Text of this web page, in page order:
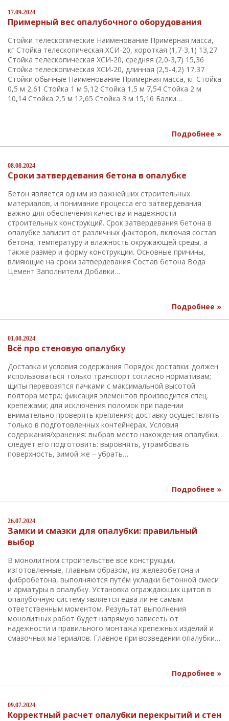
17.09.2024
Примерный вес опалубочного оборудования
Стойки телескопические Наименование Примерная масса,
кг Стойка телескопическая ХСИ-20, короткая (1,7-3,1) 13,27
Стойка телескопическая ХСИ-20, средняя (2,0-3,7) 15,36
Стойка телескопическая ХСИ-20, длинная (2,5-4,2) 17,37
Стойки обычные Наименование Примерная масса, кг Стойка
0,5 м 2,61 Стойка 1 м 5,12 Стойка 1,5 м 7,54 Стойка 2 м
10,14 Стойка 2,5 м 12,65 Стойка 3 м 15,16 Балки…
Подробнее »
08.08.2024
Сроки затвердевания бетона в опалубке
Бетон является одним из важнейших строительных
материалов, и понимание процесса его затвердевания
важно для обеспечения качества и надежности
строительных конструкций. Срок затвердевания бетона в
опалубке зависит от различных факторов, включая состав
бетона, температуру и влажность окружающей среды, а
также размер и форму конструкции. Основные причины,
влияющие на сроки затвердевания Состав бетона Вода
Цемент Заполнители Добавки…
Подробнее »
01.08.2024
Всё про стеновую опалубку
Доставка и условия содержания Порядок доставки: должен
использоваться только транспорт согласно нормативам;
щиты перевозятся пачками с максимальной высотой
полтора метра; фиксация элементов производится спец.
крепежами; для исключения поломок при падении
внимательно проверять крепления; доставку осуществлять
только в подготовленных контейнерах. Условия
содержания/хранения: выбрав место нахождения опалубки,
следует его подготовить: выровнять, утрамбовать
поверхность, зимой же – убрать…
Подробнее »
26.07.2024
Замки и смазки для опалубки: правильный
выбор
В монолитном строительстве все конструкции,
изготовленные, главным образом, из железобетона и
фибробетона, выполняются путём укладки бетонной смеси
и арматуры в опалубку. Установка ограждающих щитов в
опалубочную систему является едва ли не самым
ответственным моментом. Результат выполнения
монолитных работ будет напрямую зависеть от
надежности и правильного монтажа крепежных изделий и
смазочных материалов. Главное при возведении опалубки…
Подробнее »
09.07.2024
Корректный расчет опалубки перекрытий и стен